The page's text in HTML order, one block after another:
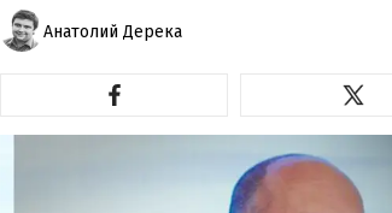
Анатолий Дерека